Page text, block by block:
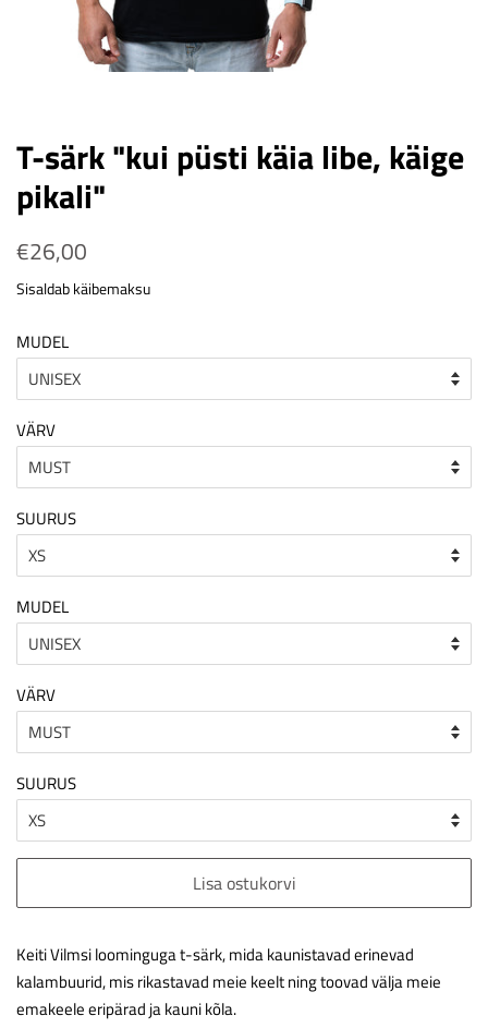
T-särk "kui püsti käia libe, käige
pikali"
Tavahind
€26,00
Sisaldab käibemaksu
MUDEL
VÄRV
SUURUS
MUDEL
VÄRV
SUURUS
Lisa ostukorvi
Keiti Vilmsi loominguga t-särk, mida kaunistavad erinevad
kalambuurid, mis rikastavad meie keelt ning toovad välja meie
emakeele eripärad ja kauni kõla.